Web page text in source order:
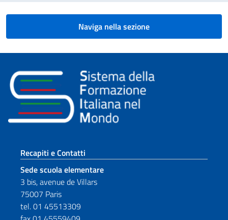
Naviga nella sezione
Sezione footer
Recapiti e Contatti
Sede scuola elementare
3 bis, avenue de Villars
75007 Paris
tel. 01 45513309